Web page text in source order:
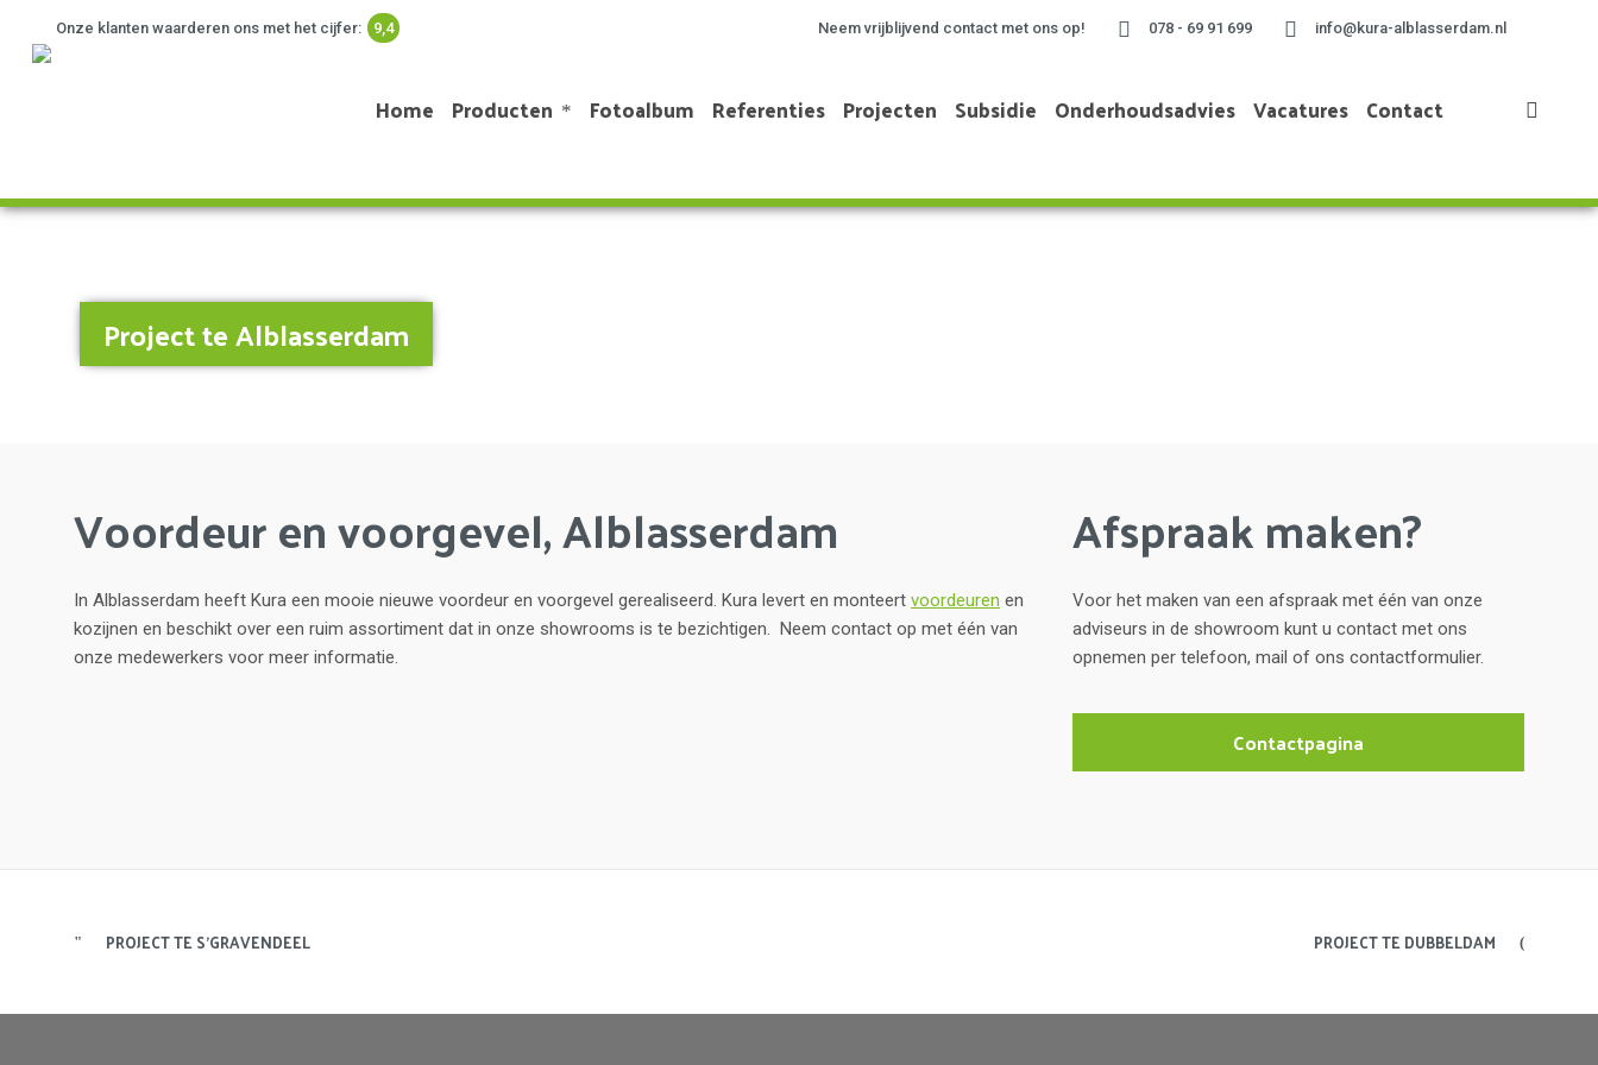
Onze klanten waarderen ons met het cijfer: 9,4 Neem vrijblijvend contact met ons op! 078 - 69 91 699 info@kura-alblasserdam.nl
Home Producten Fotoalbum Referenties Projecten Subsidie Onderhoudsadvies Vacatures Contact
Project te Alblasserdam
Voordeur en voorgevel, Alblasserdam
In Alblasserdam heeft Kura een mooie nieuwe voordeur en voorgevel gerealiseerd. Kura levert en monteert voordeuren en
kozijnen en beschikt over een ruim assortiment dat in onze showrooms is te bezichtigen. Neem contact op met één van
onze medewerkers voor meer informatie.
Afspraak maken?
Voor het maken van een afspraak met één van onze
adviseurs in de showroom kunt u contact met ons
opnemen per telefoon, mail of ons contactformulier.
Contactpagina
PROJECT TE S'GRAVENDEEL PROJECT TE DUBBELDAM